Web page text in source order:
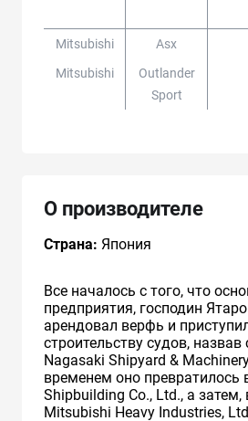
Mitsubishi
Asx
Mitsubishi
Outlander
Sport
О производителе
Страна: Япония
Все началось с того, что
предприятия, господин
арендовал верфь и
строительству судов,
Nagasaki Shipyard &
временем оно превратилось
Shipbuilding Co., Ltd., а затем,
Mitsubishi Heavy Industries,